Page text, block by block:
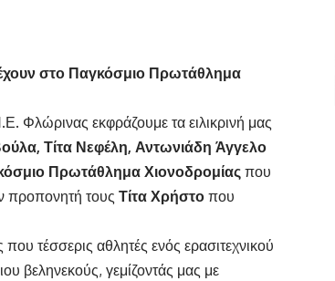
στο Παγκόσμιο Πρωτάθλημα
Φλώρινας εκφράζουμε τα ειλικρινή μας
Τίτα Νεφέλη, Αντωνιάδη Άγγελο
Πρωτάθλημα Χιονοδρομίας που
προπονητή τους Τίτα Χρήστο που
τέσσερις αθλητές ενός ερασιτεχνικού
βεληνεκούς, γεμίζοντάς μας με